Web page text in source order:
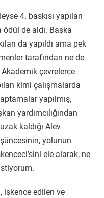
4. baskısı yapılan
ödül de aldı. Başka
da yapıldı ama pek
tarafından ne de
çevrelerce
kimi çalışmalarda
yapılmış,
yardımcılığından
kaldığı Alev
yolunun
ele alarak, ne
işkence edilen ve